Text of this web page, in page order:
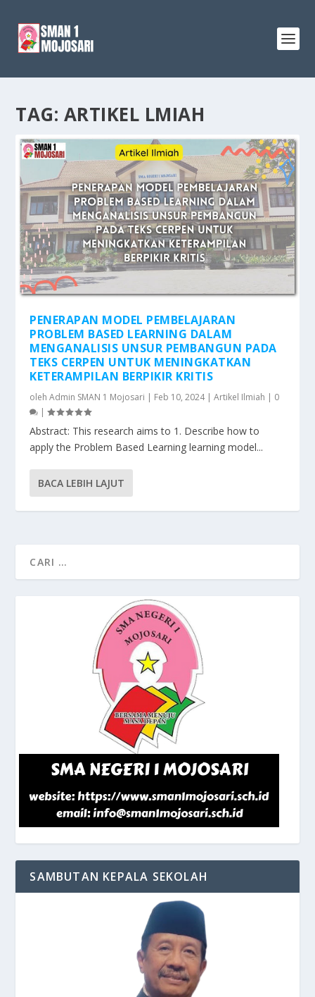
TAG: ARTIKEL LMIAH
PENERAPAN MODEL PEMBELAJARAN
PROBLEM BASED LEARNING DALAM
MENGANALISIS UNSUR PEMBANGUN PADA
TEKS CERPEN UNTUK MENINGKATKAN
KETERAMPILAN BERPIKIR KRITIS
olehAdmin SMAN 1 Mojosari | Feb 10, 2024|Artikel Ilmiah | 0
|
Abstract: This research aims to 1. Describe how to
apply the Problem Based Learning learning model...
BACA LEBIH LAJUT
SAMBUTAN KEPALA SEKOLAH